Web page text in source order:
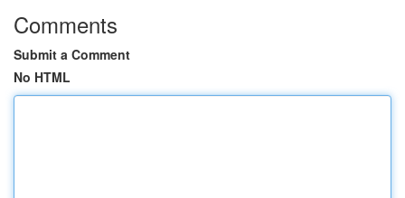
Comments
Submit a Comment
No HTML